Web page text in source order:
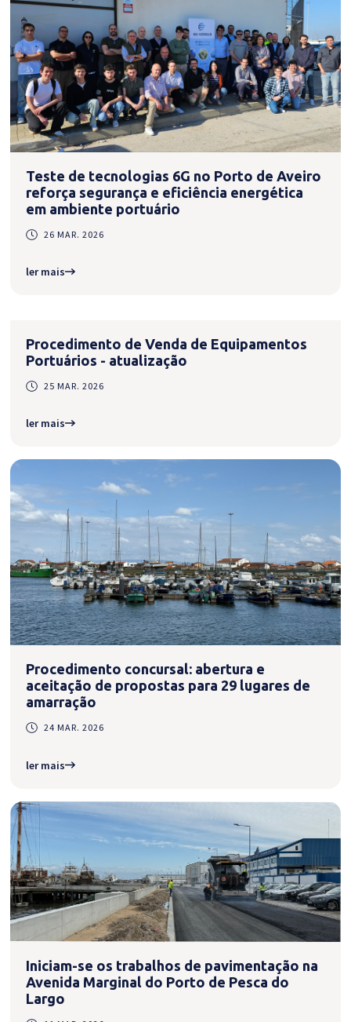
Teste de tecnologias 6G no Porto de Aveiro
reforça segurança e eficiência energética
em ambiente portuário
26 MAR. 2026
ler mais
Procedimento de Venda de Equipamentos
Portuários - atualização
25 MAR. 2026
ler mais
Procedimento concursal: abertura e
aceitação de propostas para 29 lugares de
amarração
24 MAR. 2026
ler mais
Iniciam-se os trabalhos de pavimentação na
Avenida Marginal do Porto de Pesca do
Largo